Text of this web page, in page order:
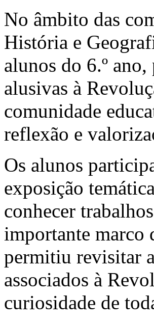
No âmbito das
História e
alunos do 6.º
alusivas à
comunidade
reflexão e
Os alunos
exposição
conhecer
importante marco
permitiu revisitar
associados à
curiosidade de